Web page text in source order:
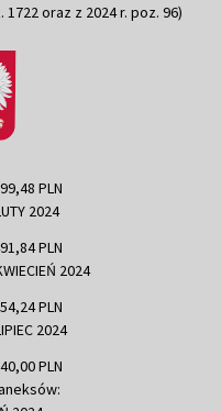
oraz z 2024 r. poz. 96)
PLN
2024
PLN
2024
PLN
2024
PLN